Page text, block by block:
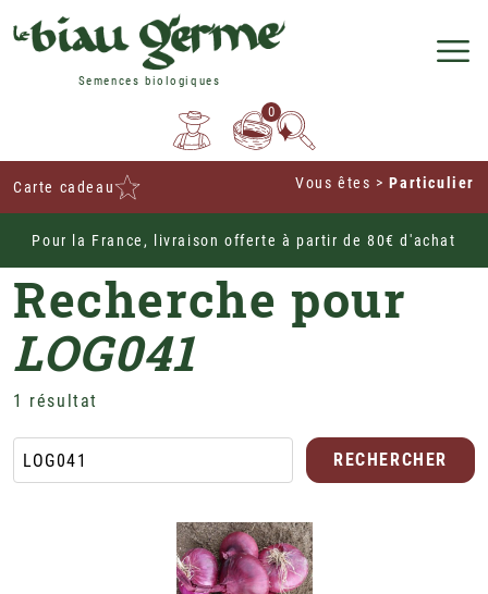
Semences biologiques
0
Carte cadeau Vous êtes >Particulier
Pour la France, livraison offerte à partir de 80€ d'achat
Home
Recherche pour
LOG041
1 résultat
RECHERCHER